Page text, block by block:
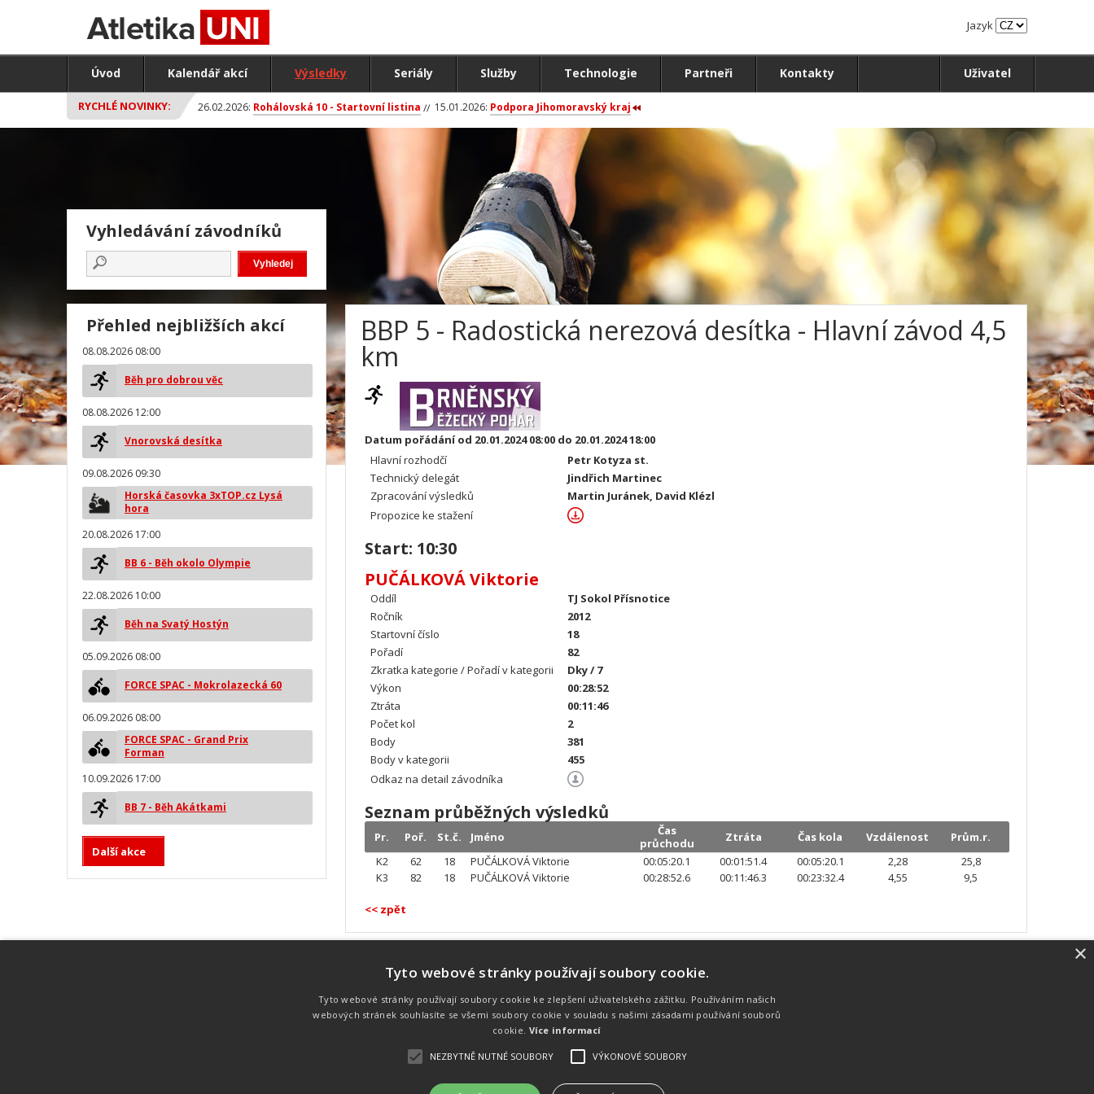
Jazyk
Úvod Kalendář akcí Výsledky Seriály Služby Technologie Partneři Kontakty Uživatel
RYCHLÉ NOVINKY: 26.02.2026: Rohálovská 10 - Startovní listina 15.01.2026: Podpora Jihomoravský kraj
BBP 5 - Radostická nerezová desítka - Hlavní závod 4,5
km
Datum pořádání od 20.01.2024 08:00 do 20.01.2024 18:00
Hlavní rozhodčí
Petr Kotyza st.
Technický delegát
Jindřich Martinec
Zpracování výsledků
Martin Juránek, David Klézl
Propozice ke stažení
Start: 10:30
PUČÁLKOVÁ Viktorie
Oddíl
TJ Sokol Přísnotice
Ročník
2012
Startovní číslo
18
Pořadí
82
Zkratka kategorie / Pořadí v kategorii
Dky / 7
Výkon
00:28:52
Ztráta
00:11:46
Počet kol
2
Body
381
Body v kategorii
455
Odkaz na detail závodníka
Seznam průběžných výsledků
Pr. Poř. St.č. Jméno
Čas
průchodu
Ztráta Čas kola Vzdálenost
Prům.r.
K2
62 18 PUČÁLKOVÁ Viktorie 00:05:20.1 00:01:51.4 00:05:20.1 2,28
25,8
K3
82 18 PUČÁLKOVÁ Viktorie 00:28:52.6 00:11:46.3 00:23:32.4 4,55 9,5
<< zpět
Vyhledávání závodníků
Přehled nejbližších akcí
08.08.2026 08:00
Běh pro dobrou věc
08.08.2026 12:00
Vnorovská desítka
09.08.2026 09:30
Horská časovka 3xTOP.cz Lysá
hora
20.08.2026 17:00
BB 6 - Běh okolo Olympie
22.08.2026 10:00
Běh na Svatý Hostýn
05.09.2026 08:00
FORCE SPAC - Mokrolazecká 60
06.09.2026 08:00
FORCE SPAC - Grand Prix
Forman
10.09.2026 17:00
BB 7 - Běh Akátkami
Další akce
technologie od společnosti MYLAPS. Tato
technologie je používána na olympijských
Náš tým
Náš tým je schopen na profesionální
úrovni zajistit pořádání sportovních
soutěží. Organizaci závodů, registraci na
místě, měření, zpracování a publikaci
zakázku. Lze online publikovat výsledky
×
Tyto webové stránky používají soubory cookie.
Tyto webové stránky používají soubory cookie ke zlepšení uživatelského zážitku. Používáním našich
webových stránek souhlasíte se všemi soubory cookie v souladu s našimi zásadami používání souborů
cookie. Více informací
NEZBYTNĚ NUTNÉ SOUBORY VÝKONOVÉ SOUBORY